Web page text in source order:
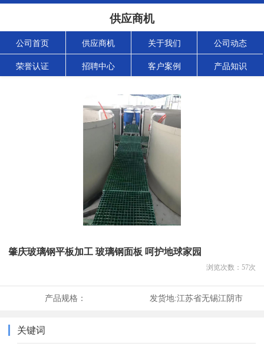
供应商机
公司首页 供应商机 关于我们 公司动态
荣誉认证 招聘中心 客户案例 产品知识
肇庆玻璃钢平板加工 玻璃钢面板 呵护地球家园
浏览次数： 57次
产品规格： 发货地:江苏省无锡江阴市
关键词